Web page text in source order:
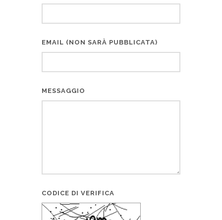
EMAIL (NON SARÀ PUBBLICATA)
MESSAGGIO
CODICE DI VERIFICA